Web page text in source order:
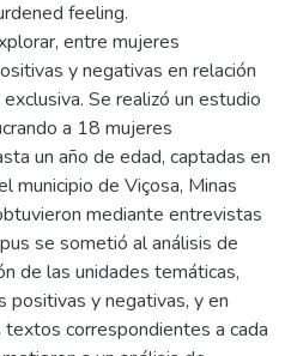
feeling.
entre mujeres
y negativas en relación
Se realizó un estudio
a 18 mujeres
un año de edad, captadas en
municipio de Viçosa, Minas
mediante entrevistas
se sometió al análisis de
de las unidades temáticas,
positivas y negativas, y en
correspondientes a cada